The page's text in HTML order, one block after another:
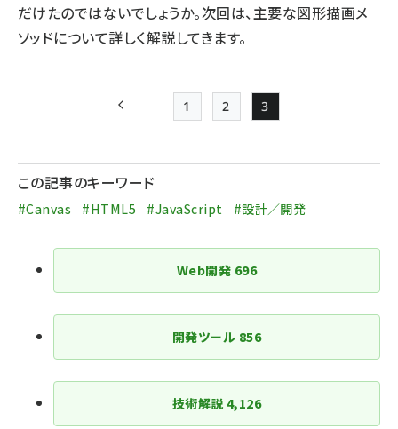
だけたのではないでしょうか。次回は、主要な図形描画メ
ソッドについて詳しく解説してきます。
送
り
前ページ Page
1
Page
2
Page
3
この記事のキーワード
#Canvas #HTML5 #JavaScript #設計／開発
Web開発 696
開発ツール 856
技術解説 4,126